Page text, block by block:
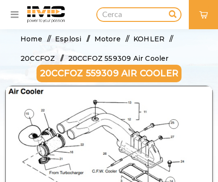
Home / Esplosi / Motore / KOHLER /
20CCFOZ / 20CCFOZ 559309 Air Cooler
20CCFOZ 559309 AIR COOLER